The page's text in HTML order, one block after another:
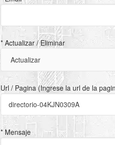
* Actualizar / Eliminar
Url / Pagina (Ingrese la url de la
* Mensaje